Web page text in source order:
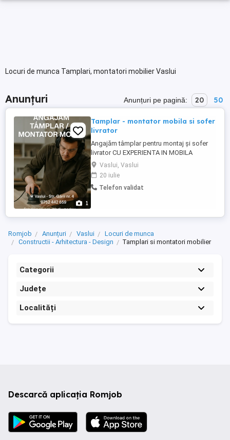
Locuri de munca Tamplari, montatori mobilier Vaslui
Anunțuri Anunțuri pe pagină: 20 50
1
Tamplar - montator mobila si sofer
livrator
Angajăm tâmplar pentru montaj și sofer
livrator CU EXPERIENTA IN MOBILA
Program: Luni Vineri, 8:00 17:00 (se
acceptă și part-time) Locație: Vaslui și
împrejurimi Cerințe: Experiență în montaj
asamblare mobilier Seriozitate și atenție
Vaslui, Vaslui
20 iulie
Telefon validat
Romjob Anunțuri Vaslui
Locuri de munca
Constructii - Arhitectura - Design
Tamplari si montatori mobilier
Categorii
Județe
Localități
Descarcă aplicația Romjob